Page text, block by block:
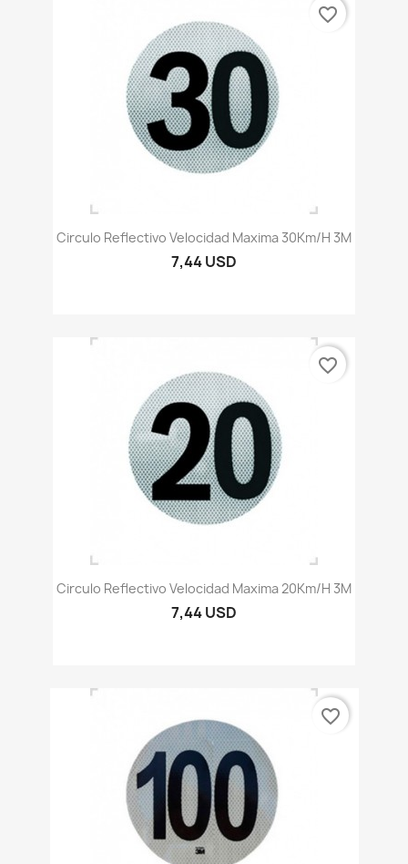
Circulo Reflectivo Velocidad Maxima 30Km/h 3M
7,44 USD
favorite_border
Circulo Reflectivo Velocidad Maxima 20Km/h 3M
7,44 USD
favorite_border
favorite_border